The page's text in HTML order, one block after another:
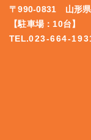
〒990-0831 山形県
【駐車場：10台】
TEL.023-664-